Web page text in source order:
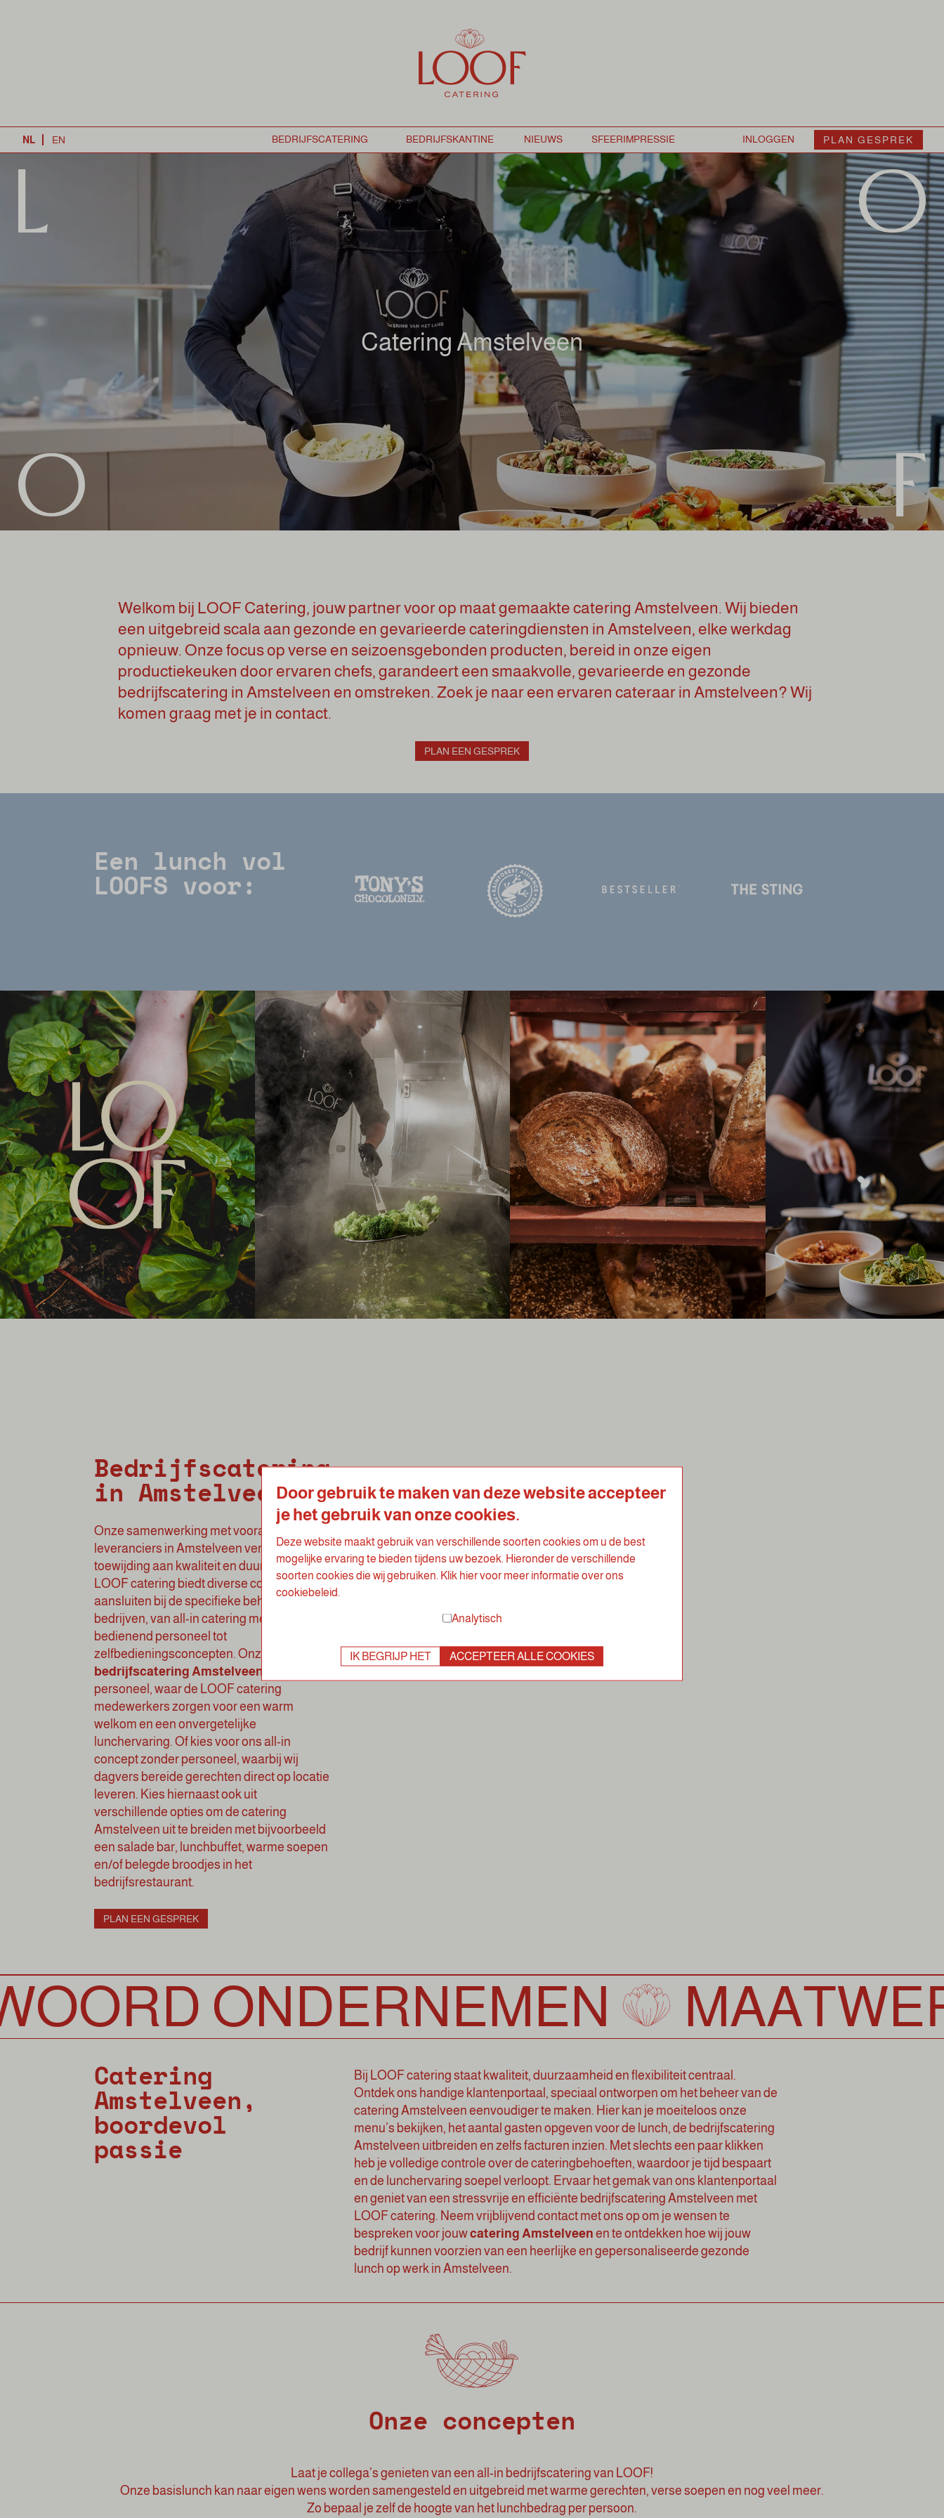
PLAN GESPREK
Catering Amstelveen
Welkom bij LOOF Catering, jouw partner voor op maat gemaakte catering Amstelveen. Wij bieden
een uitgebreid scala aan gezonde en gevarieerde cateringdiensten in Amstelveen, elke werkdag
opnieuw. Onze focus op verse en seizoensgebonden producten, bereid in onze eigen
productiekeuken door ervaren chefs, garandeert een smaakvolle, gevarieerde en gezonde
bedrijfscatering in Amstelveen en omstreken. Zoek je naar een ervaren cateraar in Amstelveen? Wij
komen graag met je in contact.
PLAN EEN GESPREK
Een lunch vol
LOOFS voor:
Bedrijfscatering
in Amstelveen
Onze samenwerking met vooraanstaande
leveranciers in Amstelveen versterkt onze
toewijding aan kwaliteit en duurzaamheid.
LOOF catering biedt diverse concepten die
aansluiten bij de specifieke behoeften van
bedrijven, van all-in catering met
bedienend personeel tot
zelfbedieningsconcepten. Onze gastvrije
bedrijfscatering Amstelveen
personeel, waar de LOOF catering
medewerkers zorgen voor een warm
welkom en een onvergetelijke
lunchervaring. Of kies voor ons all-in
concept zonder personeel, waarbij wij
dagvers bereide gerechten direct op locatie
leveren. Kies hiernaast ook uit
verschillende opties om de catering
Amstelveen uit te breiden met bijvoorbeeld
eensalade bar, lunchbuffet, warme soepen
en/of belegde broodjes in het
bedrijfsrestaurant.
PLAN EEN GESPREK
ONDERNEMEN MAATWERK
Catering
Amstelveen,
boordevol
passie
Bij LOOF catering staat kwaliteit, duurzaamheid en flexibiliteit centraal.
Ontdek ons handige klantenportaal, speciaal ontworpen om het beheer van de
catering Amstelveen eenvoudiger te maken. Hier kan je moeiteloos onze
menu’s bekijken, het aantal gasten opgeven voor de lunch, de bedrijfscatering
Amstelveen uitbreiden en zelfs facturen inzien. Met slechts een paar klikken
heb je volledige controle over de cateringbehoeften, waardoor je tijd bespaart
en de lunchervaring soepel verloopt. Ervaar het gemak van ons klantenportaal
en geniet van een stressvrije en efficiënte bedrijfscatering Amstelveen met
LOOF catering. Neem vrijblijvend contact met ons op om je wensen te
bespreken voor jouwcatering Amstelveen en te ontdekken hoe wij jouw
bedrijf kunnen voorzien van een heerlijke en gepersonaliseerde gezonde
lunch op werk in Amstelveen.
Onze concepten
Laat je collega’s genieten van een all-in bedrijfscatering van LOOF!
Onze basislunch kan naar eigen wens worden samengesteld en uitgebreid met warme gerechten, verse soepen en nog veel meer.
Zo bepaal je zelf de hoogte van het lunchbedrag per persoon.
Door gebruik te maken van deze website accepteer
je het gebruik van onze cookies.
Deze website maakt gebruik van verschillende soorten cookies om u de best
mogelijke ervaring te bieden tijdens uw bezoek. Hieronder de verschillende
soorten cookies die wij gebruiken. Klik hier voor meer informatie over ons
cookiebeleid.
Analytisch
IK BEGRIJP HET ACCEPTEER ALLE COOKIES